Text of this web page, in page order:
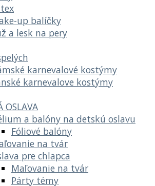
up balíčky
a lesk na pery
karnevalové kostýmy
karnevalove kostýmy
OSLAVA
a balóny na detskú oslavu
Fóliové balóny
na tvár
pre chlapca
Maľovanie na tvár
Párty témy